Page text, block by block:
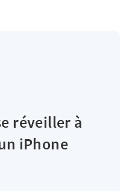
réveiller à
iPhone